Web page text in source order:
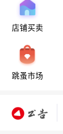
店铺买卖
跳蚤市场